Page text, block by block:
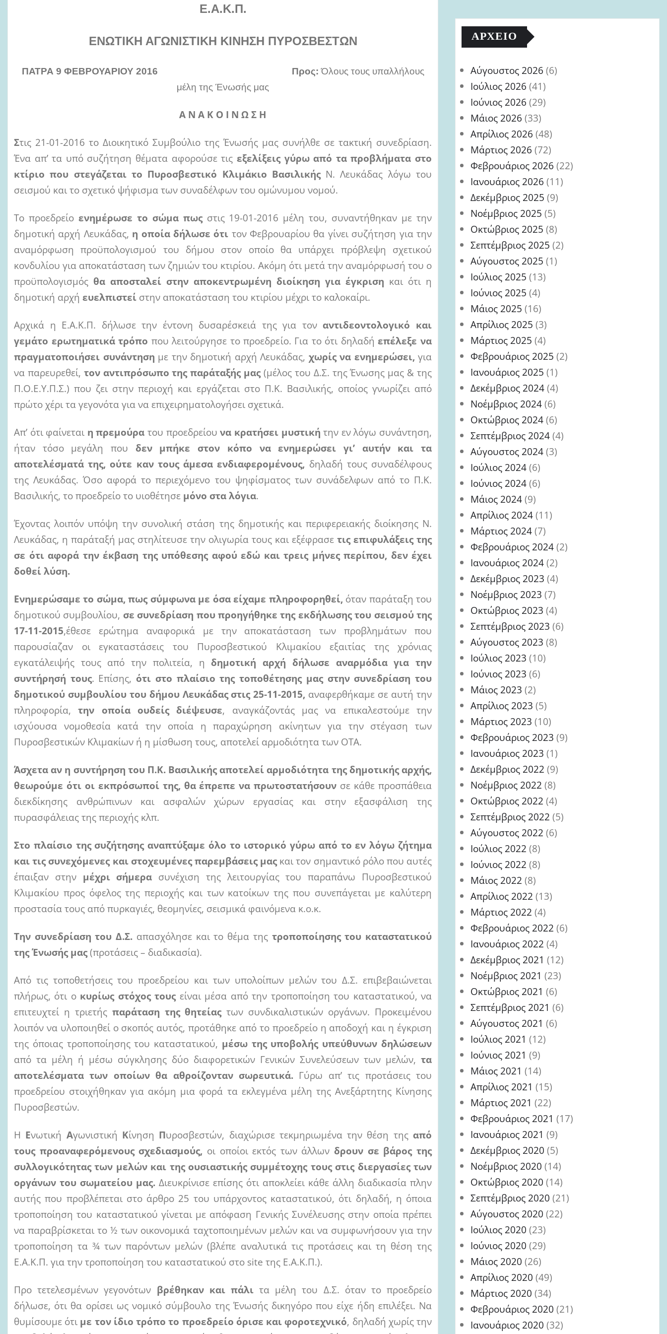
Ε.Α.Κ.Π.
ΕΝΩΤΙΚΗ ΑΓΩΝΙΣΤΙΚΗ ΚΙΝΗΣΗ ΠΥΡΟΣΒΕΣΤΩΝ
ΠΑΤΡΑ 9 ΦΕΒΡΟΥΑΡΙΟΥ 2016 Προς:Όλους τους υπαλλήλους
μέλη της Ένωσής μας
Α Ν Α Κ Ο Ι Ν Ω Σ Η
Στις 21-01-2016 το Διοικητικό Συμβούλιο της Ένωσής μας συνήλθε σε τακτική συνεδρίαση.
Ένα απ’ τα υπό συζήτηση θέματα αφορούσε τις εξελίξεις γύρω από τα προβλήματα στο
κτίριο που στεγάζεται το Πυροσβεστικό Κλιμάκιο Βασιλικής Ν. Λευκάδας λόγω του
σεισμού και το σχετικό ψήφισμα των συναδέλφων του ομώνυμου νομού.
Το προεδρείο ενημέρωσε το σώμα πως στις 19-01-2016 μέλη του, συναντήθηκαν με την
δημοτική αρχή Λευκάδας, η οποία δήλωσε ότι τον Φεβρουαρίου θα γίνει συζήτηση για την
αναμόρφωση προϋπολογισμού του δήμου στον οποίο θα υπάρχει πρόβλεψη σχετικού
κονδυλίου για αποκατάσταση των ζημιών του κτιρίου. Ακόμη ότι μετά την αναμόρφωσή του ο
προϋπολογισμός θα αποσταλεί στην αποκεντρωμένη διοίκηση για έγκριση και ότι η
δημοτική αρχή ευελπιστεί στην αποκατάσταση του κτιρίου μέχρι το καλοκαίρι.
Αρχικά η Ε.Α.Κ.Π. δήλωσε την έντονη δυσαρέσκειά της για τον αντιδεοντολογικό και
γεμάτο ερωτηματικά τρόπο που λειτούργησε το προεδρείο. Για το ότι δηλαδήεπέλεξε να
πραγματοποιήσει συνάντηση με την δημοτική αρχή Λευκάδας, χωρίς να ενημερώσει, για
να παρευρεθεί, τον αντιπρόσωπο της παράταξής μας(μέλος του Δ.Σ. της Ένωσης μας & της
Π.Ο.Ε.Υ.Π.Σ.) που ζει στην περιοχή και εργάζεται στο Π.Κ. Βασιλικής, οποίος γνωρίζει από
πρώτο χέρι τα γεγονότα για να επιχειρηματολογήσει σχετικά.
Απ’ ότι φαίνεται η πρεμούρατου προεδρείουνα κρατήσει μυστικήτην εν λόγω συνάντηση,
ήταν τόσο μεγάλη που δεν μπήκε στον κόπο να ενημερώσει γι’ αυτήν και τα
αποτελέσματά της, ούτε καν τους άμεσα ενδιαφερομένους, δηλαδή τους συναδέλφους
της Λευκάδας. Όσο αφορά το περιεχόμενο του ψηφίσματος των συνάδελφων από το Π.Κ.
Βασιλικής, το προεδρείο το υιοθέτησε μόνο στα λόγια.
Έχοντας λοιπόν υπόψη την συνολική στάση της δημοτικής και περιφερειακής διοίκησης Ν.
Λευκάδας, η παράταξή μας στηλίτευσε την ολιγωρία τους και εξέφρασε τις επιφυλάξεις της
σε ότι αφορά την έκβαση της υπόθεσης αφού εδώ και τρεις μήνες περίπου, δεν έχει
δοθεί λύση.
Ενημερώσαμε το σώμα, πως σύμφωνα με όσα είχαμε πληροφορηθεί, όταν παράταξη του
δημοτικού συμβουλίου, σε συνεδρίαση που προηγήθηκε της εκδήλωσης του σεισμού της
17-11-2015,έθεσε ερώτημα αναφορικά με την αποκατάσταση των προβλημάτων που
παρουσίαζαν οι εγκαταστάσεις του Πυροσβεστικού Κλιμακίου εξαιτίας της χρόνιας
εγκατάλειψής τους από την πολιτεία, η δημοτική αρχή δήλωσε αναρμόδια για την
συντήρησή τους. Επίσης, ότι στο πλαίσιο της τοποθέτησης μας στην συνεδρίαση του
δημοτικού συμβουλίου του δήμου Λευκάδας στις 25-11-2015, αναφερθήκαμε σε αυτή την
πληροφορία,την οποία ουδείς διέψευσε, αναγκάζοντάς μας να επικαλεστούμε την
ισχύουσα νομοθεσία κατά την οποία η παραχώρηση ακίνητων για την στέγαση των
Πυροσβεστικών Κλιμακίων ή η μίσθωση τους, αποτελεί αρμοδιότητα των ΟΤΑ.
Άσχετα αν η συντήρηση του Π.Κ. Βασιλικής αποτελεί αρμοδιότητα της δημοτικής αρχής,
θεωρούμε ότι οι εκπρόσωποί της, θα έπρεπε να πρωτοστατήσουν σε κάθε προσπάθεια
διεκδίκησης ανθρώπινων και ασφαλών χώρων εργασίας και στην εξασφάλιση της
πυρασφάλειας της περιοχής κλπ.
Στο πλαίσιο της συζήτησης αναπτύξαμε όλο το ιστορικό γύρω από το εν λόγω ζήτημα
και τις συνεχόμενες και στοχευμένες παρεμβάσεις μας και τον σημαντικό ρόλο που αυτές
έπαιξαν στην μέχρι σήμερα συνέχιση της λειτουργίας του παραπάνω Πυροσβεστικού
Κλιμακίου προς όφελος της περιοχής και των κατοίκων της που συνεπάγεται με καλύτερη
προστασία τους από πυρκαγιές, θεομηνίες, σεισμικά φαινόμενα κ.ο.κ.
Tην συνεδρίαση του Δ.Σ. απασχόλησε και το θέμα της τροποποίησης του καταστατικού
της Ένωσής μας (προτάσεις – διαδικασία).
Από τις τοποθετήσεις του προεδρείου και των υπολοίπων μελών του Δ.Σ. επιβεβαιώνεται
πλήρως, ότι ο κυρίως στόχος τους είναι μέσα από την τροποποίηση του καταστατικού, να
επιτευχτεί η τριετής παράταση της θητείαςτων συνδικαλιστικών οργάνων. Προκειμένου
λοιπόν να υλοποιηθεί ο σκοπός αυτός, προτάθηκε από το προεδρείο η αποδοχή και η έγκριση
της όποιας τροποποίησης του καταστατικού, μέσω της υποβολής υπεύθυνων δηλώσεων
από τα μέλη ή μέσω σύγκλησης δύο διαφορετικών Γενικών Συνελεύσεων των μελών, τα
αποτελέσματα των οποίων θα αθροίζονταν σωρευτικά. Γύρω απ’ τις προτάσεις του
προεδρείου στοιχήθηκαν για ακόμη μια φορά τα εκλεγμένα μέλη της Ανεξάρτητης Κίνησης
Πυροσβεστών.
Η Ενωτική Αγωνιστική Κίνηση Πυροσβεστών, διαχώρισε τεκμηριωμένα την θέση της από
τους προαναφερόμενους σχεδιασμούς, οι οποίοι εκτός των άλλων δρουν σε βάρος της
συλλογικότητας των μελών και της ουσιαστικής συμμέτοχης τους στις διεργασίες των
οργάνων του σωματείου μας. Διευκρίνισε επίσης ότι αποκλείει κάθε άλλη διαδικασία πλην
αυτής που προβλέπεται στο άρθρο 25 του υπάρχοντος καταστατικού, ότι δηλαδή, η όποια
τροποποίηση του καταστατικού γίνεται με απόφαση Γενικής Συνέλευσης στην οποία πρέπει
να παραβρίσκεται το ½ των οικονομικά ταχτοποιημένων μελών και να συμφωνήσουν για την
τροποποίηση τα ¾ των παρόντων μελών (βλέπε αναλυτικά τις προτάσεις και τη θέση της
Ε.Α.Κ.Π. για την τροποποίηση του καταστατικού στο site της Ε.Α.Κ.Π.).
Προ τετελεσμένων γεγονότων βρέθηκαν και πάλι τα μέλη του Δ.Σ. όταν το προεδρείο
δήλωσε, ότι θα ορίσει ως νομικό σύμβουλο της Ένωσής δικηγόρο που είχε ήδη επιλέξει. Να
θυμίσουμε ότι με τον ίδιο τρόπο το προεδρείο όρισε και φοροτεχνικό, δηλαδή χωρίς την
ΑΡΧΕΊΟ
Αύγουστος 2026 (6)
Ιούλιος 2026 (41)
Ιούνιος 2026 (29)
Μάιος 2026 (33)
Απρίλιος 2026 (48)
Μάρτιος 2026 (72)
Φεβρουάριος 2026 (22)
Ιανουάριος 2026 (11)
Δεκέμβριος 2025 (9)
Νοέμβριος 2025 (5)
Οκτώβριος 2025 (8)
Σεπτέμβριος 2025 (2)
Αύγουστος 2025 (1)
Ιούλιος 2025 (13)
Ιούνιος 2025 (4)
Μάιος 2025 (16)
Απρίλιος 2025 (3)
Μάρτιος 2025 (4)
Φεβρουάριος 2025 (2)
Ιανουάριος 2025 (1)
Δεκέμβριος 2024(4)
Νοέμβριος 2024(6)
Οκτώβριος 2024(6)
Σεπτέμβριος 2024(4)
Αύγουστος 2024(3)
Ιούλιος 2024(6)
Ιούνιος 2024(6)
Μάιος 2024(9)
Απρίλιος 2024(11)
Μάρτιος 2024(7)
Φεβρουάριος 2024(2)
Ιανουάριος 2024(2)
Δεκέμβριος 2023 (4)
Νοέμβριος 2023 (7)
Οκτώβριος 2023 (4)
Σεπτέμβριος 2023 (6)
Αύγουστος 2023 (8)
Ιούλιος 2023 (10)
Ιούνιος 2023 (6)
Μάιος 2023 (2)
Απρίλιος 2023 (5)
Μάρτιος 2023 (10)
Φεβρουάριος 2023 (9)
Ιανουάριος 2023 (1)
Δεκέμβριος 2022 (9)
Νοέμβριος 2022 (8)
Οκτώβριος 2022 (4)
Σεπτέμβριος 2022 (5)
Αύγουστος 2022 (6)
Ιούλιος 2022 (8)
Ιούνιος 2022 (8)
Μάιος 2022 (8)
Απρίλιος 2022 (13)
Μάρτιος 2022 (4)
Φεβρουάριος 2022 (6)
Ιανουάριος 2022 (4)
Δεκέμβριος 2021 (12)
Νοέμβριος 2021 (23)
Οκτώβριος 2021 (6)
Σεπτέμβριος 2021 (6)
Αύγουστος 2021 (6)
Ιούλιος 2021 (12)
Ιούνιος 2021 (9)
Μάιος 2021 (14)
Απρίλιος 2021 (15)
Μάρτιος 2021 (22)
Φεβρουάριος 2021 (17)
Ιανουάριος 2021 (9)
Δεκέμβριος 2020 (5)
Νοέμβριος 2020 (14)
Οκτώβριος 2020 (14)
Σεπτέμβριος 2020 (21)
Αύγουστος 2020 (22)
Ιούλιος 2020 (23)
Ιούνιος 2020 (29)
Μάιος 2020 (26)
Απρίλιος 2020 (49)
Μάρτιος 2020 (34)
Φεβρουάριος 2020 (21)
Ιανουάριος 2020 (32)